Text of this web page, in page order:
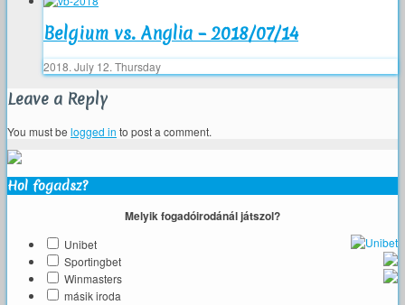
Belgium vs. Anglia – 2018/07/14
2018. July 12. Thursday
Leave a Reply
You must be logged in to post a comment.
Hol fogadsz?
Melyik fogadóirodánál játszol?
Unibet
Sportingbet
Winmasters
másik iroda